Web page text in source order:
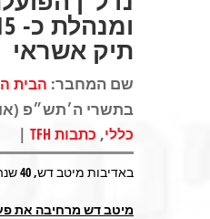
תיק אשראי
שם המחבר: הבית
בתשרי ה׳תש״פ (אוק 17,
כללי, כתבות TFH |
באדיבות מיטב דש, 40 שנה.
מיטב דש מרחיבה את